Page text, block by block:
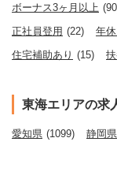
ボーナス3ヶ月以上
正社員登用 (22) 年
住宅補助あり (15)
東海エリアの求
愛知県 (1099) 静岡県